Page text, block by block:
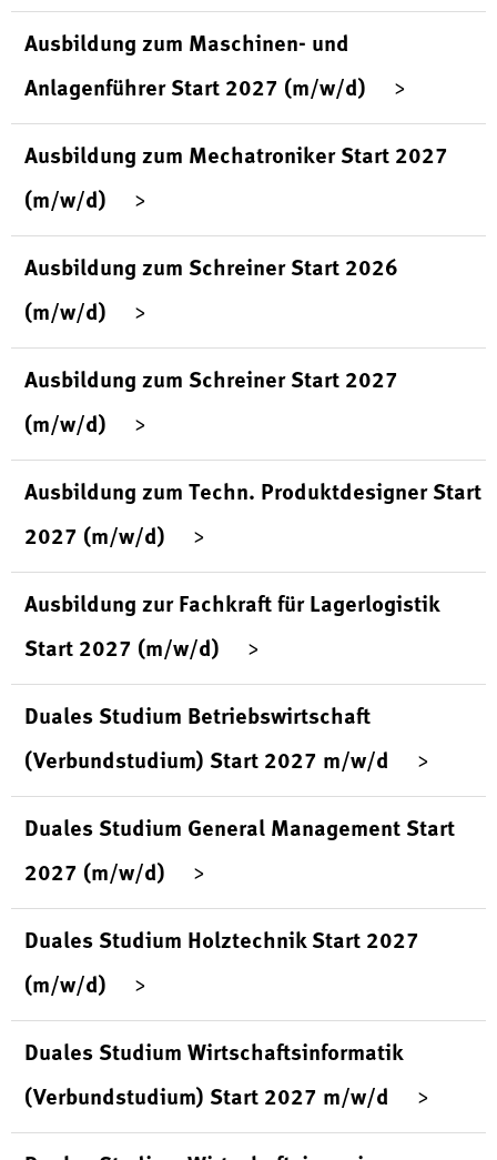
Ausbildung zum Maschinen- und
Anlagenführer Start 2027 (m/w/d)
Ausbildung zum Mechatroniker Start 2027
(m/w/d)
Ausbildung zum Schreiner Start 2026
(m/w/d)
Ausbildung zum Schreiner Start 2027
(m/w/d)
Ausbildung zum Techn. Produktdesigner Start
2027 (m/w/d)
Ausbildung zur Fachkraft für Lagerlogistik
Start 2027 (m/w/d)
Duales Studium Betriebswirtschaft
(Verbundstudium) Start 2027 m/w/d
Duales Studium General Management Start
2027 (m/w/d)
Duales Studium Holztechnik Start 2027
(m/w/d)
Duales Studium Wirtschaftsinformatik
(Verbundstudium) Start 2027 m/w/d